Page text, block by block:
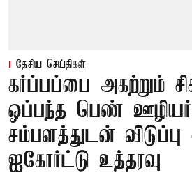
தேசிய செய்திகள்
கர்ப்பப்பை அகற்றும்
ஒப்பந்த பெண்
சம்பளத்துடன்
ஐகோர்ட்டு உத்தரவு